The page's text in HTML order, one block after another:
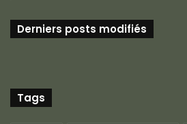
Derniers posts modifiés
Tags